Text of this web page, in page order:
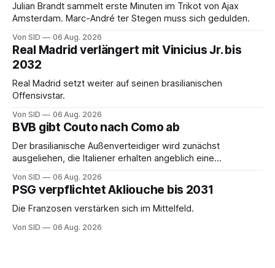
Julian Brandt sammelt erste Minuten im Trikot von Ajax
Amsterdam. Marc-André ter Stegen muss sich gedulden.
Von SID 06 Aug. 2026
Real Madrid verlängert mit Vinicius Jr. bis
2032
Real Madrid setzt weiter auf seinen brasilianischen
Offensivstar.
Von SID 06 Aug. 2026
BVB gibt Couto nach Como ab
Der brasilianische Außenverteidiger wird zunächst
ausgeliehen, die Italiener erhalten angeblich eine
Von SID 06 Aug. 2026
PSG verpflichtet Akliouche bis 2031
Die Franzosen verstärken sich im Mittelfeld.
Von SID 06 Aug. 2026